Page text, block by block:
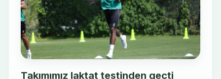
Takımımız laktat testinden geçti